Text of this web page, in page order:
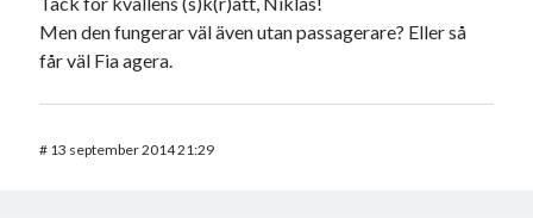
Men den fungerar väl även utan passagerare? Eller så
får väl Fia agera.
# 13 september 2014 21:29